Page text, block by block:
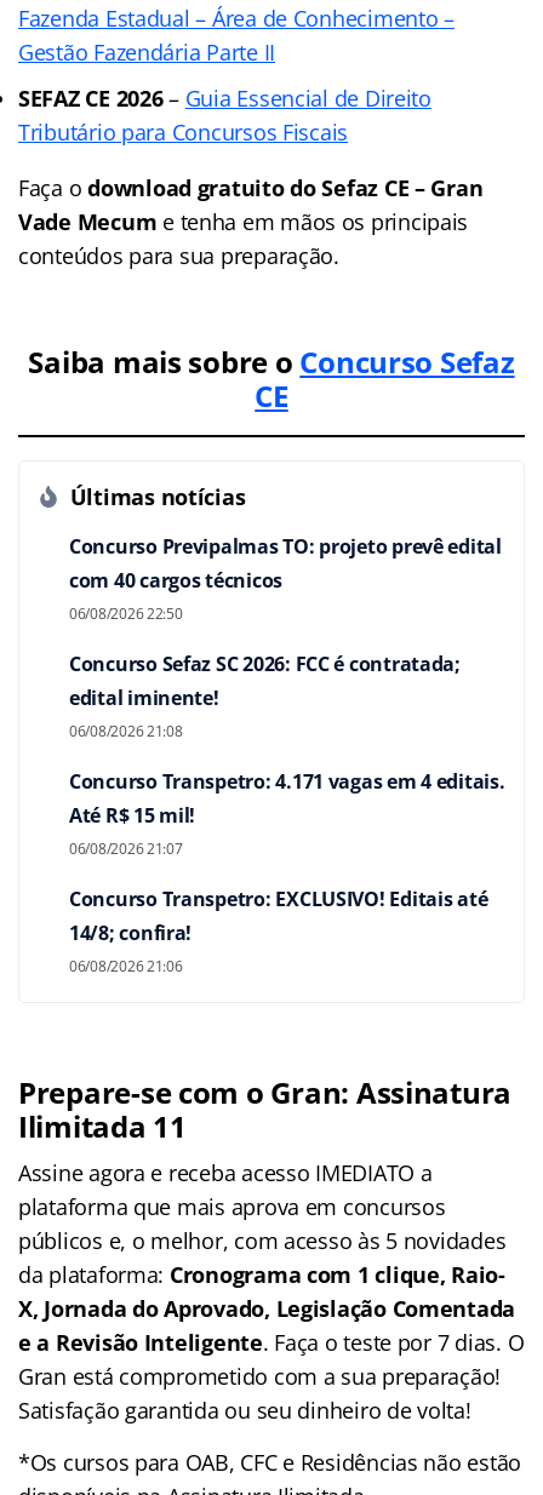
Fazenda Estadual – Área de Conhecimento –
Gestão Fazendária Parte II
SEFAZ CE 2026– Guia Essencial de Direito
Tributário para Concursos Fiscais
Faça o download gratuito do Sefaz CE – Gran
Vade Mecum e tenha em mãos os principais
conteúdos para sua preparação.
Saiba mais sobre o Concurso Sefaz
CE
Últimas notícias
Concurso Previpalmas TO: projeto prevê edital
com 40 cargos técnicos
06/08/2026 22:50
Concurso Sefaz SC 2026: FCC é contratada;
edital iminente!
06/08/2026 21:08
Concurso Transpetro: 4.171 vagas em 4 editais.
Até R$ 15 mil!
06/08/2026 21:07
Concurso Transpetro: EXCLUSIVO! Editais até
14/8; confira!
06/08/2026 21:06
Prepare-se com o Gran: Assinatura
Ilimitada 11
Assine agora e receba acesso IMEDIATO a
plataforma que mais aprova em concursos
públicos e, o melhor, com acesso às 5 novidades
da plataforma: Cronograma com 1 clique, Raio-
X, Jornada do Aprovado, Legislação Comentada
e a Revisão Inteligente. Faça o teste por 7 dias. O
Gran está comprometido com a sua preparação!
Satisfação garantida ou seu dinheiro de volta!
*Os cursos para OAB, CFC e Residências não estão